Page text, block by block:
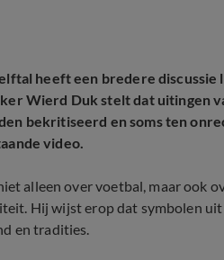
heeft een bredere
Wierd Duk stelt dat uitingen
bekritiseerd en soms ten
video.
alleen over voetbal, maar ook
Hij wijst erop dat symbolen
en tradities.